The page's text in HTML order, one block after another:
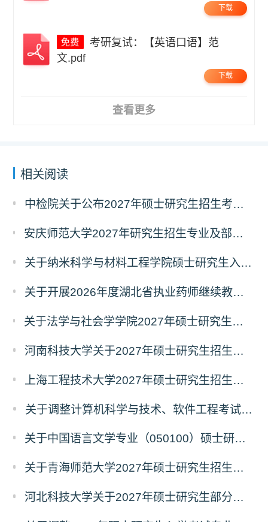
下载
文.pdf
下载
查看更多
相关阅读
中检院关于公布2027年硕士研究生招生考试自命题科目考试大纲（初试）的通知
安庆师范大学2027年研究生招生专业及部分考试自命题科目调整温馨提示（7月23日更新）
关于纳米科学与材料工程学院硕士研究生入学考试（初试）考试科目变更的通知
关于开展2026年度湖北省执业药师继续教育 专业科目网络培训的通告
关于法学与社会学学院2027年硕士研究生招生考试（初试）考试科目及参考书目变更的通知
河南科技大学关于2027年硕士研究生招生考试部分专业初试科目调整的通知
上海工程技术大学2027年硕士研究生招生部分初试科目或参考书目更改清单
关于调整计算机科学与技术、软件工程考试科目的公告
关于中国语言文学专业（050100）硕士研究生招生考试（初试）自命题科目变更的通知
关于青海师范大学2027年硕士研究生招生生物学、生态学专业考试科目调整的通知
河北科技大学关于2027年硕士研究生部分招生专业及初试自命题科目调整的公告